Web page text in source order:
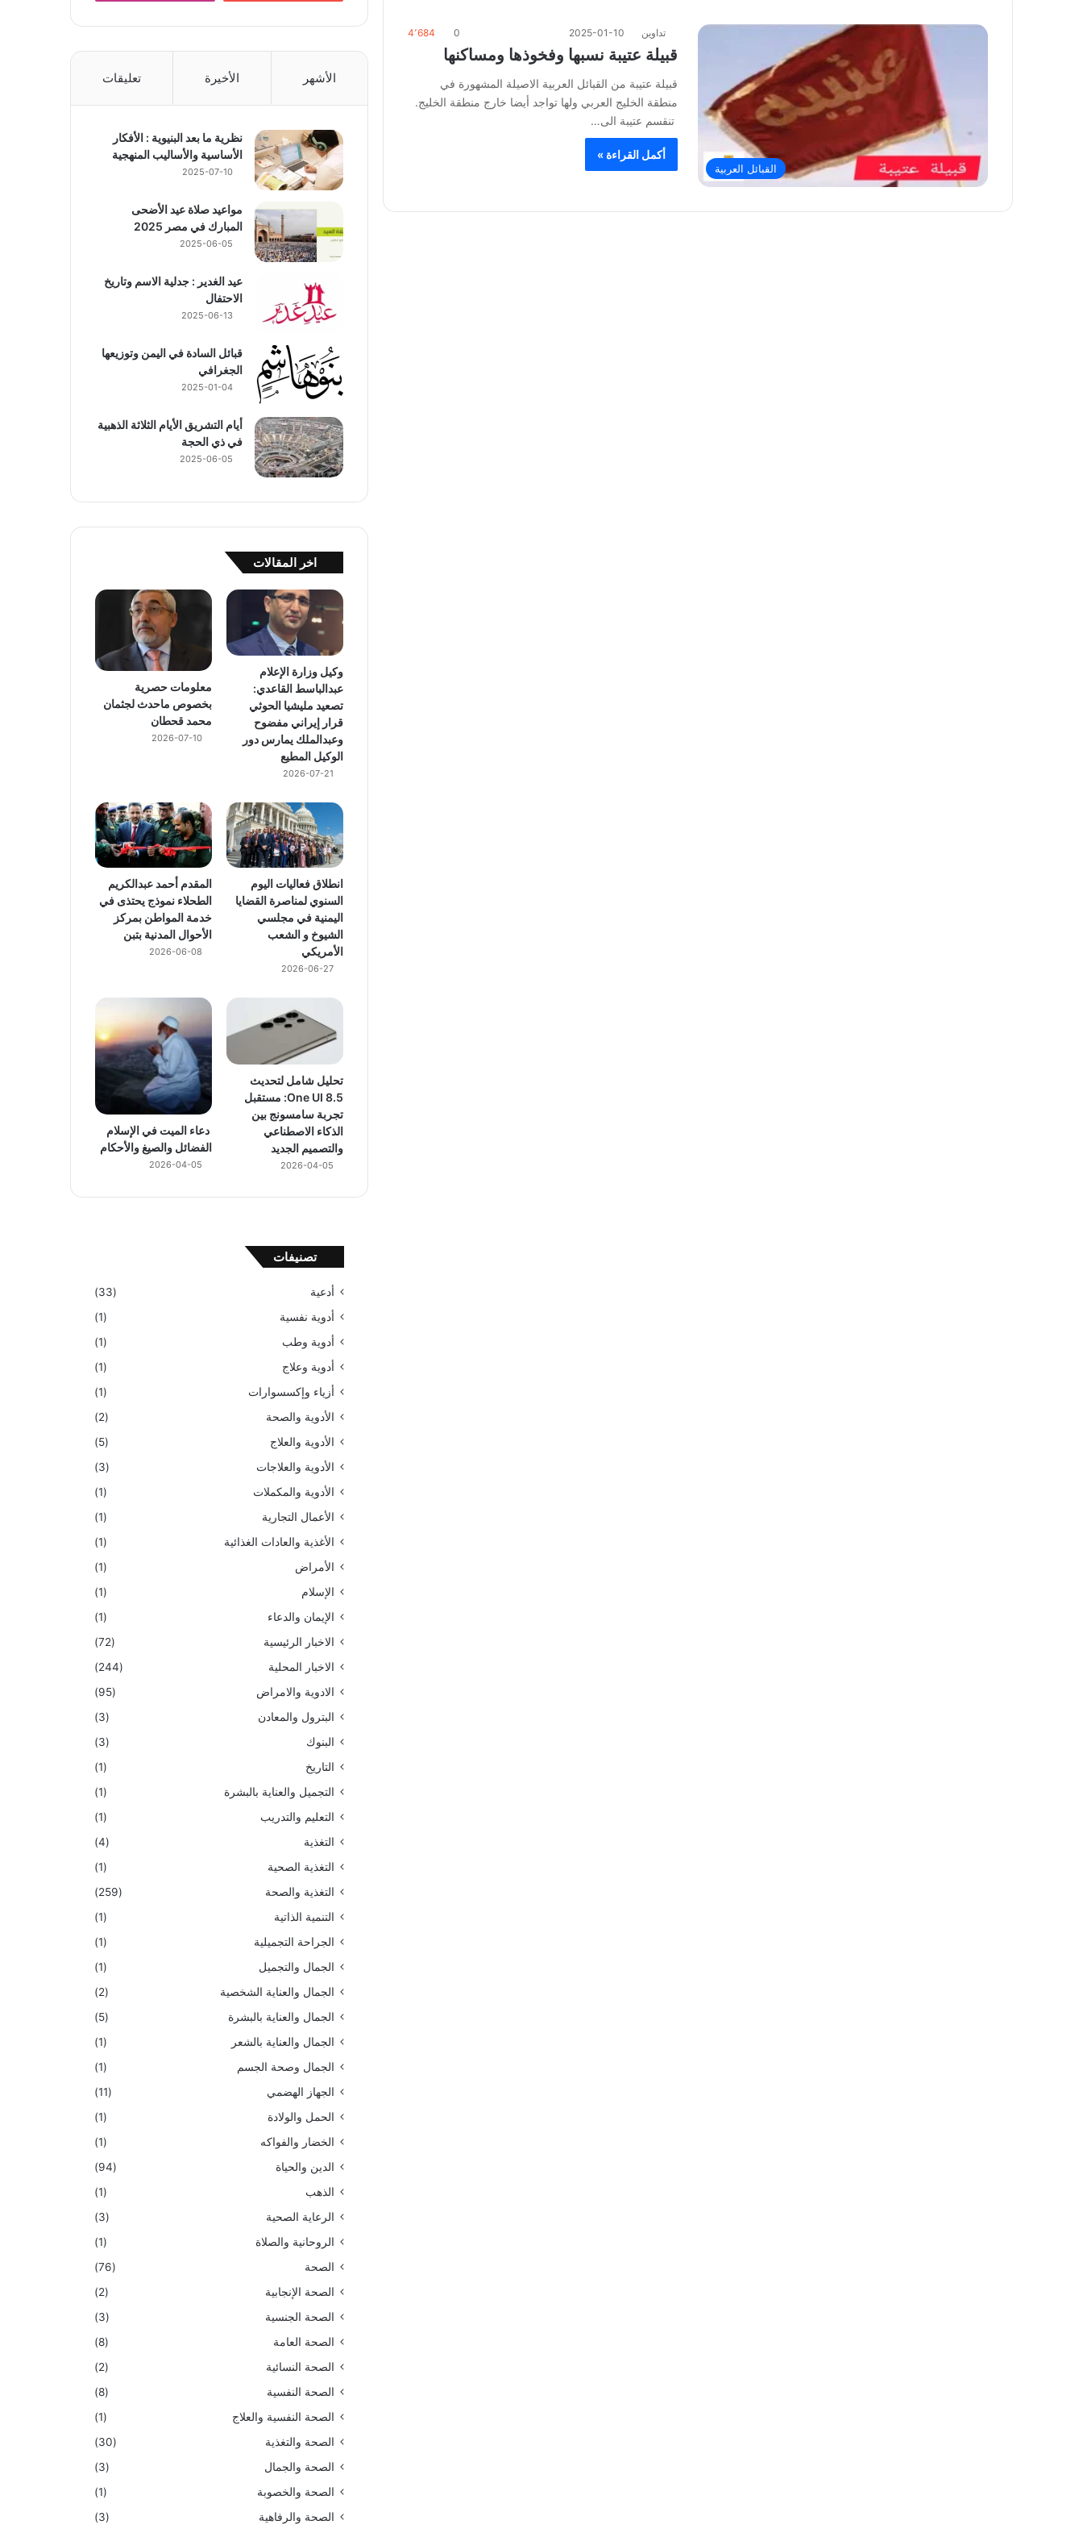
القبائل العربية
تداوين 2025-01-10
0 4٬684
قبيلة عتيبة نسبها وفخوذها ومساكنها
قبيلة عتيبة من القبائل العربية الاصيلة المشهورة في
منطقة الخليج العربي ولها تواجد أيضا خارج منطقة الخليج.
تنقسم عتيبة الى…
أكمل القراءة »
الأشهر الأخيرة تعليقات
نظرية ما بعد البنيوية : الأفكار
الأساسية والأساليب المنهجية
2025-07-10
مواعيد صلاة عيد الأضحى
المبارك في مصر 2025
2025-06-05
عيد الغدير : جدلية الاسم وتاريخ
الاحتفال
2025-06-13
قبائل السادة في اليمن وتوزيعها
الجغرافي
2025-01-04
أيام التشريق الأيام الثلاثة الذهبية
في ذي الحجة
2025-06-05
اخر المقالات
وكيل وزارة الإعلام
عبدالباسط القاعدي:
تصعيد مليشيا الحوثي
قرار إيراني مفضوح
وعبدالملك يمارس دور
الوكيل المطيع
2026-07-21
معلومات حصرية
بخصوص ماحدث لجثمان
محمد قحطان
2026-07-10
انطلاق فعاليات اليوم
السنوي لمناصرة القضايا
اليمنية في مجلسي
الشيوخ و الشعب
الأمريكي
2026-06-27
المقدم أحمد عبدالكريم
الطحلاء نموذج يحتذى في
خدمة المواطن بمركز
الأحوال المدنية بتبن
2026-06-08
تحليل شامل لتحديث
One UI 8.5: مستقبل
تجربة سامسونج بين
الذكاء الاصطناعي
والتصميم الجديد
2026-04-05
دعاء الميت في الإسلام
الفضائل والصيغ والأحكام
2026-04-05
تصنيفات
أدعية
(33)
أدوية نفسية
(1)
أدوية وطب
(1)
أدوية وعلاج
(1)
أزياء وإكسسوارات
(1)
الأدوية والصحة
(2)
الأدوية والعلاج
(5)
الأدوية والعلاجات
(3)
الأدوية والمكملات
(1)
الأعمال التجارية
(1)
الأغذية والعادات الغذائية
(1)
الأمراض
(1)
الإسلام
(1)
الإيمان والدعاء
(1)
الاخبار الرئيسية
(72)
الاخبار المحلية
(244)
الادوية والامراض
(95)
البترول والمعادن
(3)
البنوك
(3)
التاريخ
(1)
التجميل والعناية بالبشرة
(1)
التعليم والتدريب
(1)
التغذية
(4)
التغذية الصحية
(1)
التغذية والصحة
(259)
التنمية الذاتية
(1)
الجراحة التجميلية
(1)
الجمال والتجميل
(1)
الجمال والعناية الشخصية
(2)
الجمال والعناية بالبشرة
(5)
الجمال والعناية بالشعر
(1)
الجمال وصحة الجسم
(1)
الجهاز الهضمي
(11)
الحمل والولادة
(1)
الخضار والفواكه
(1)
الدين والحياة
(94)
الذهب
(1)
الرعاية الصحية
(3)
الروحانية والصلاة
(1)
الصحة
(76)
الصحة الإنجابية
(2)
الصحة الجنسية
(3)
الصحة العامة
(8)
الصحة النسائية
(2)
الصحة النفسية
(8)
الصحة النفسية والعلاج
(1)
الصحة والتغذية
(30)
الصحة والجمال
(3)
الصحة والخصوبة
(1)
الصحة والرفاهية
(3)